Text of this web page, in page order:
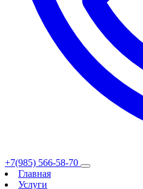
+7(985) 566-58-70
Главная
Услуги